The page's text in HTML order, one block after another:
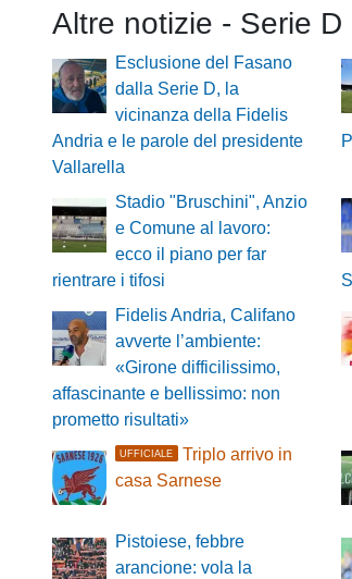
Altre notizie - Serie D
Esclusione del Fasano
dalla Serie D, la
vicinanza della Fidelis
Andria e le parole del presidente
Vallarella
Stadio "Bruschini", Anzio
e Comune al lavoro:
ecco il piano per far
rientrare i tifosi
Fidelis Andria, Califano
avverte l’ambiente:
«Girone difficilissimo,
affascinante e bellissimo: non
prometto risultati»
UFFICIALE
Triplo arrivo in
casa Sarnese
Pistoiese, febbre
arancione: vola la